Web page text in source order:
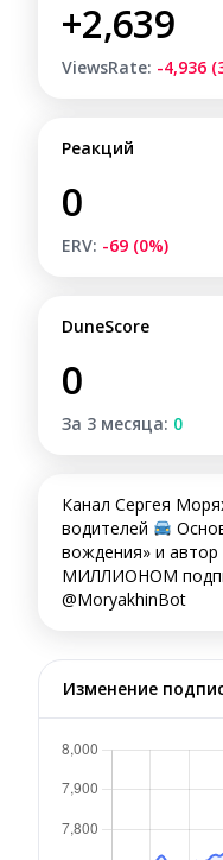
+2,639
ViewsRate: -4,936
Реакций
0
ERV: -69 (0%)
DuneScore
0
За 3 месяца: 0
Канал Сергея
водителей
вождения» и автор
МИЛЛИОНОМ
@MoryakhinBot
Изменение